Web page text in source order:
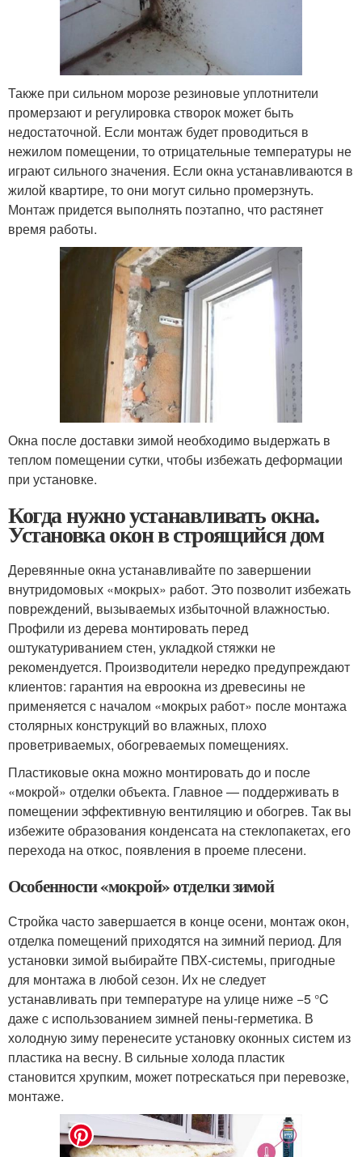
Также при сильном морозе резиновые уплотнители
промерзают и регулировка створок может быть
недостаточной. Если монтаж будет проводиться в
нежилом помещении, то отрицательные температуры не
играют сильного значения. Если окна устанавливаются в
жилой квартире, то они могут сильно промерзнуть.
Монтаж придется выполнять поэтапно, что растянет
время работы.
Окна после доставки зимой необходимо выдержать в
теплом помещении сутки, чтобы избежать деформации
при установке.
Когда нужно устанавливать окна.
Установка окон в строящийся дом
Деревянные окна устанавливайте по завершении
внутридомовых «мокрых» работ. Это позволит избежать
повреждений, вызываемых избыточной влажностью.
Профили из дерева монтировать перед
оштукатуриванием стен, укладкой стяжки не
рекомендуется. Производители нередко предупреждают
клиентов: гарантия на евроокна из древесины не
применяется с началом «мокрых работ» после монтажа
столярных конструкций во влажных, плохо
проветриваемых, обогреваемых помещениях.
Пластиковые окна можно монтировать до и после
«мокрой» отделки объекта. Главное — поддерживать в
помещении эффективную вентиляцию и обогрев. Так вы
избежите образования конденсата на стеклопакетах, его
перехода на откос, появления в проеме плесени.
Особенности «мокрой» отделки зимой
Стройка часто завершается в конце осени, монтаж окон,
отделка помещений приходятся на зимний период. Для
установки зимой выбирайте ПВХ-системы, пригодные
для монтажа в любой сезон. Их не следует
устанавливать при температуре на улице ниже −5 °C
даже с использованием зимней пены-герметика. В
холодную зиму перенесите установку оконных систем из
пластика на весну. В сильные холода пластик
становится хрупким, может потрескаться при перевозке,
монтаже.